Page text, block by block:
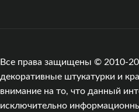
Все права защищены © 2010-
декоративные штукатурки и
внимание на то, что данный
исключительно